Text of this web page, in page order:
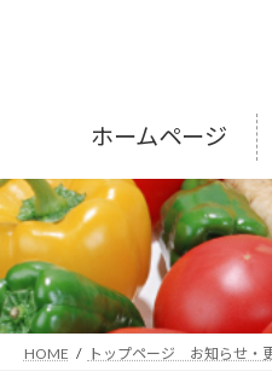
ホームページ
HOME トップページ お知らせ・